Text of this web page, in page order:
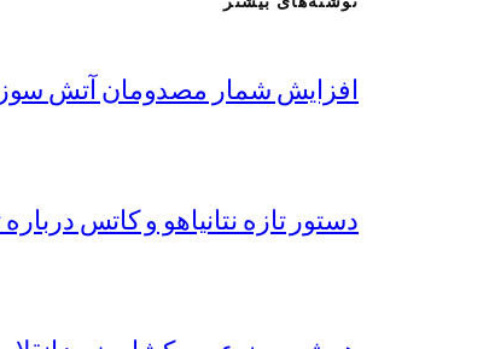
افزایش شمار مصدومان آتش
دستور تازه نتانیاهو و کاتس